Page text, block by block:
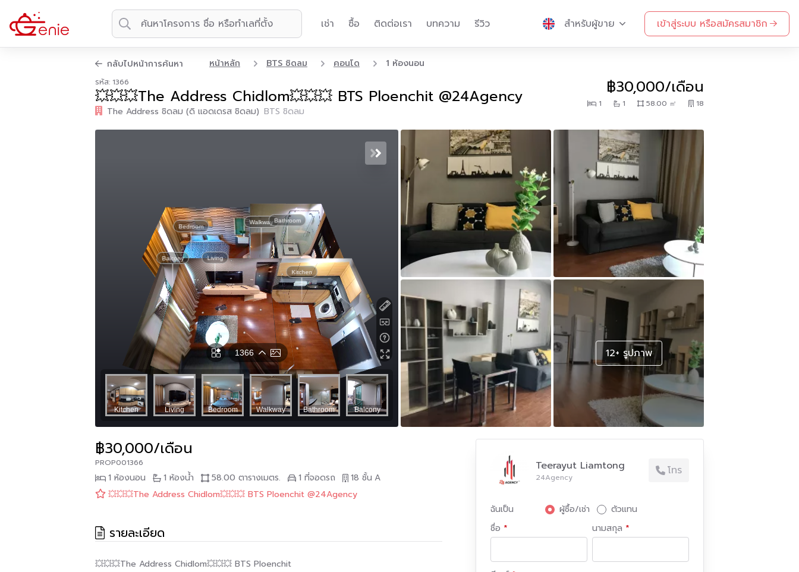
เช่า ซื้อ ติดต่อเรา บทความ รีวิว สำหรับผู้ขาย เข้าสู่ระบบ หรือสมัครสมาชิก
กลับไปหน้าการค้นหา หน้าหลัก BTS ชิดลม คอนโด 1 ห้องนอน
รหัส: 1366
💥💥💥The Address Chidlom💥💥💥 BTS Ploenchit @24Agency
The Address ชิดลม (ดิ แอดเดรส ชิดลม) BTS ชิดลม
฿30,000/เดือน
1 1 58.00 ㎡ 18
12+ รูปภาพ
฿30,000/เดือน
PROP001366
1 ห้องนอน 1 ห้องน้ำ 58.00 ตารางเมตร. 1 ที่จอดรถ 18 ชั้น A
💥💥💥The Address Chidlom💥💥💥 BTS Ploenchit @24Agency
รายละเอียด
💥💥💥The Address Chidlom💥💥💥 BTS Ploenchit
Teerayut Liamtong
24Agency โทร
ฉันเป็น ผู้ซื้อ/เช่า
ตัวแทน
ชื่อ
นามสกุล